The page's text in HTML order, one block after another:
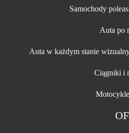
Samochody
Auta po
Auta w każdym stanie
Ciągniki i